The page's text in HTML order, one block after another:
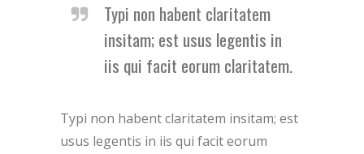
Typi non habent claritatem
insitam; est usus legentis in
iis qui facit eorum claritatem.
Typi non habent claritatem insitam; est
usus legentis in iis qui facit eorum